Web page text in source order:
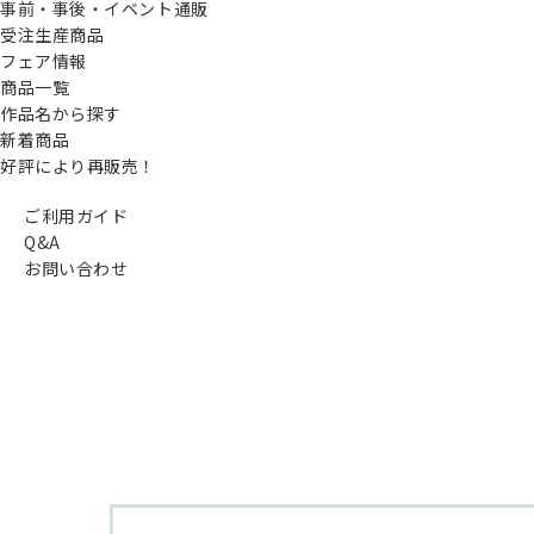
事前・事後・イベント通販
受注生産商品
フェア情報
商品一覧
作品名から探す
新着商品
好評により再販売！
ご利用ガイド
Q&A
お問い合わせ